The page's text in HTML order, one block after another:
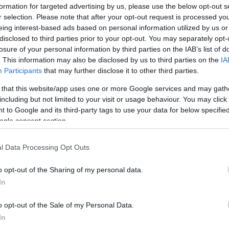
for targeted advertising by us, please use the below opt-out
selection. Please note that after your opt-out request is processed
interest-based ads based on personal information utilized by us
to third parties prior to your opt-out. You may separately
of your personal information by third parties on the IAB’s list of
This information may also be disclosed by us to third parties on the
Participants that may further disclose it to other third parties.
that this website/app uses one or more Google services and may
but not limited to your visit or usage behaviour. You may
to Google and its third-party tags to use your data for below
consent section.
Data Processing Opt Outs
opt-out of the Sharing of my personal data.
opt-out of the Sale of my Personal Data.
Ετοιμασία: 20 λεπτά
λεπτά Υλικά - 1 χταπόδι
- 1 ποτήρι λευκό ξηρό
ντο...
Μελιτζανόπιτα
Για 16 άτομα Ετοιμασία: 30
Μαγείρεμα: 60 λεπτά Υλικά -
χωριάτικα φύλλα της αγοράς
μελιτζάνες φλάσκες - 4-5
16 Ιουλίου 2026